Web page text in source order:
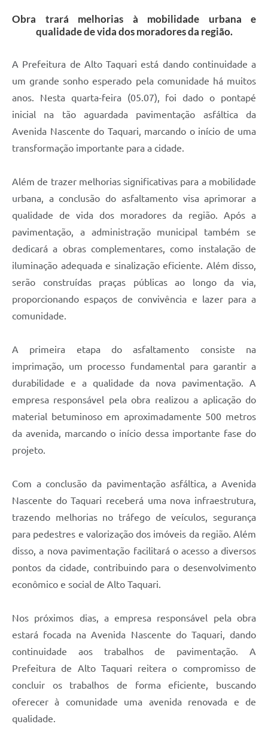
Obra trará melhorias à mobilidade urbana e
qualidade de vida dos moradores da região.
A Prefeitura de Alto Taquari está dando continuidade a
um grande sonho esperado pela comunidade há muitos
anos. Nesta quarta-feira (05.07), foi dado o pontapé
inicial na tão aguardada pavimentação asfáltica da
Avenida Nascente do Taquari, marcando o início de uma
transformação importante para a cidade.
Além de trazer melhorias significativas para a mobilidade
urbana, a conclusão do asfaltamento visa aprimorar a
qualidade de vida dos moradores da região. Após a
pavimentação, a administração municipal também se
dedicará a obras complementares, como instalação de
iluminação adequada e sinalização eficiente. Além disso,
serão construídas praças públicas ao longo da via,
proporcionando espaços de convivência e lazer para a
comunidade.
A primeira etapa do asfaltamento consiste na
imprimação, um processo fundamental para garantir a
durabilidade e a qualidade da nova pavimentação. A
empresa responsável pela obra realizou a aplicação do
material betuminoso em aproximadamente 500 metros
da avenida, marcando o início dessa importante fase do
projeto.
Com a conclusão da pavimentação asfáltica, a Avenida
Nascente do Taquari receberá uma nova infraestrutura,
trazendo melhorias no tráfego de veículos, segurança
para pedestres e valorização dos imóveis da região. Além
disso, a nova pavimentação facilitará o acesso a diversos
pontos da cidade, contribuindo para o desenvolvimento
econômico e social de Alto Taquari.
Nos próximos dias, a empresa responsável pela obra
estará focada na Avenida Nascente do Taquari, dando
continuidade aos trabalhos de pavimentação. A
Prefeitura de Alto Taquari reitera o compromisso de
concluir os trabalhos de forma eficiente, buscando
oferecer à comunidade uma avenida renovada e de
qualidade.